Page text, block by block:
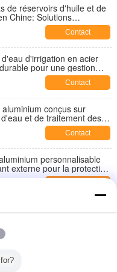
de réservoirs d'huile et de
Chine: Solutions
pour le secteur de
Contact
d'irrigation en acier
pour une gestion
Contact
conçus sur
et de traitement des
pour l'efficacité et la
Contact
personnalisable
externe pour la protection
en aluminium dans
de toits géodésiques